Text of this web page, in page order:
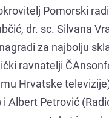
Pomorski
dr. sc. Silvana
za najbolju
ravnatelji
Hrvatske
Petrović